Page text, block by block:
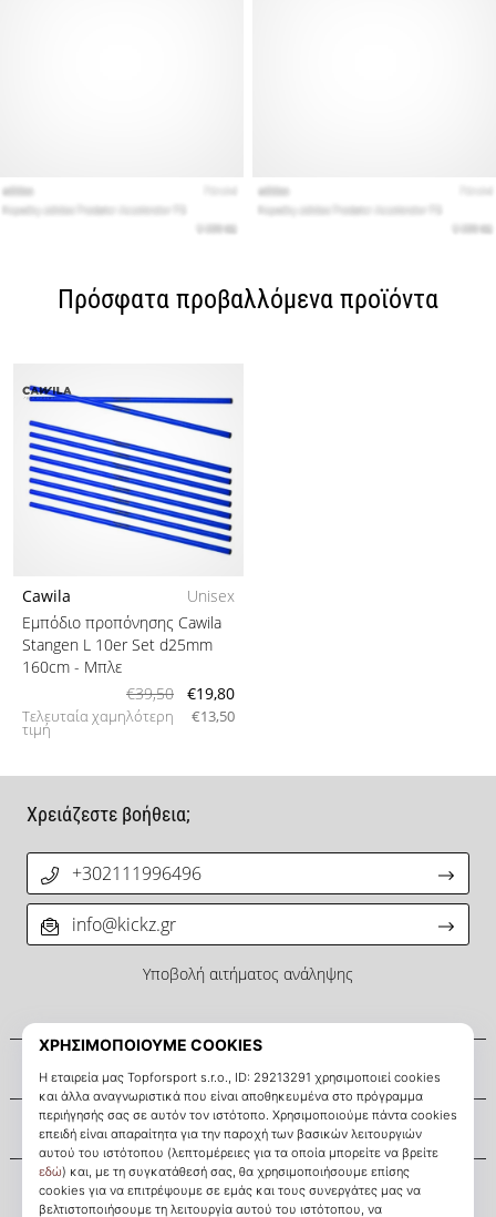
Πρόσφατα προβαλλόμενα προϊόντα
Cawila
Unisex
Εμπόδιο προπόνησης Cawila
Stangen L 10er Set d25mm
160cm - Μπλε
€39,50
€19,80
Τελευταία χαμηλότερη
τιμή
€13,50
Σχετικά μ' εμάς
Εξυπηρέτηση πελατών
Χρειάζεστε βοήθεια;
+302111996496
info@kickz.gr
Υποβολή αιτήματος ανάληψης